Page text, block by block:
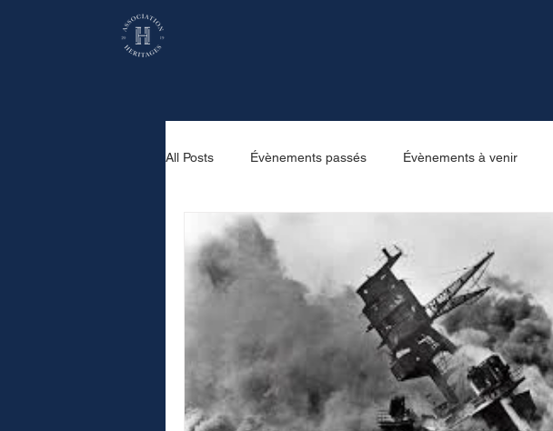
All Posts Évènements passés Évènements à venir